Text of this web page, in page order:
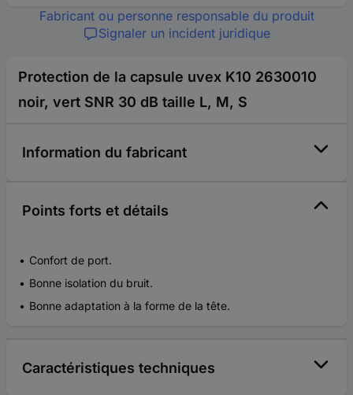
Fabricant ou personne responsable du produit
Signaler un incident juridique
Protection de la capsule uvex K10 2630010
noir, vert SNR 30 dB taille L, M, S
Information du fabricant
Points forts et détails
Confort de port.
Bonne isolation du bruit.
Bonne adaptation à la forme de la tête.
Caractéristiques techniques